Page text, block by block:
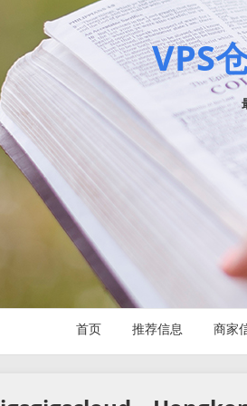
VPS
首页 推荐信息 商家